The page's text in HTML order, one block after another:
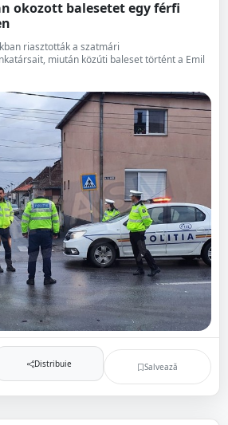
okozott balesetet egy férfi
riasztották a szatmári
miután közúti baleset történt a Emil
Distribuie Salvează